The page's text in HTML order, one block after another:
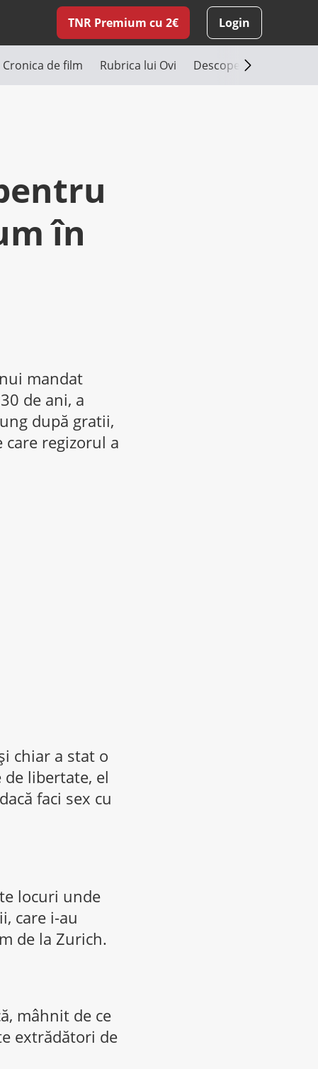
TNR Premium cu 2€ Login
Cronica de film Rubrica lui Ovi Descoperă România
în
mandat
de ani, a
după gratii,
care regizorul a
chiar a stat o
libertate, el
faci sex cu
locuri unde
care i-au
de la Zurich.
mâhnit de ce
extrădători de